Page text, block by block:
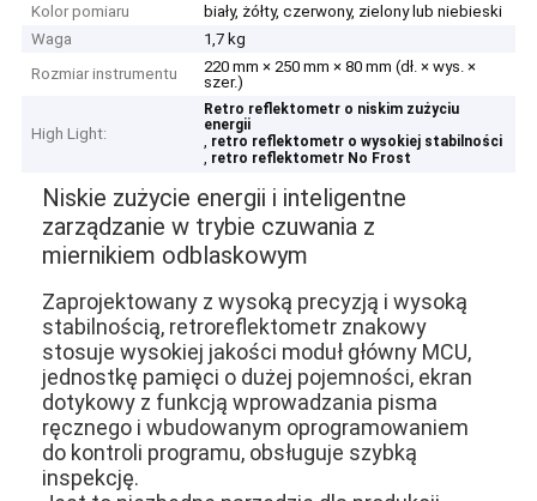
Kolor pomiaru
biały, żółty, czerwony, zielony lub niebieski
Waga
1,7 kg
Rozmiar instrumentu
220 mm × 250 mm × 80 mm (dł. × wys. ×
szer.)
High Light:
Retro reflektometr o niskim zużyciu
energii
, retro reflektometr o wysokiej stabilności
, retro reflektometr No Frost
Niskie zużycie energii i inteligentne
zarządzanie w trybie czuwania z
miernikiem odblaskowym
Zaprojektowany z wysoką precyzją i wysoką
stabilnością, retroreflektometr znakowy
stosuje wysokiej jakości moduł główny MCU,
jednostkę pamięci o dużej pojemności, ekran
dotykowy z funkcją wprowadzania pisma
ręcznego i wbudowanym oprogramowaniem
do kontroli programu, obsługuje szybką
inspekcję.